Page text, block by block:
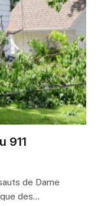
911
de Dame
des…